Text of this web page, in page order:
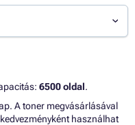
6500 oldal.
A toner megvásárlásával
használhat